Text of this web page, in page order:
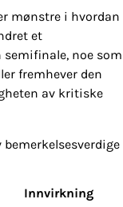
mønstre i hvordan
et
noe som
fremhever den
av kritiske
Innvirkning